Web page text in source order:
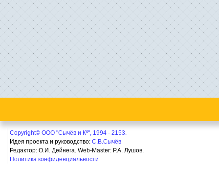
Copyright© ООО "Сычёв и Кº", 1994 - 2153.
Идея проекта и руководство: С.В.Сычёв
Редактор: О.И. Дейнега. Web-Master: Р.А. Лушов.
Политика конфиденциальности